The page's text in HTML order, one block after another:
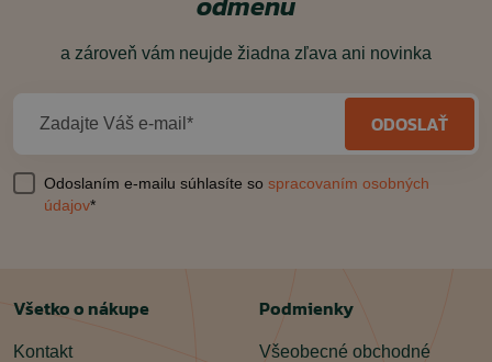
a zároveň vám neujde žiadna zľava ani novinka
Zadajte Váš e-mail* ODOSLAŤ
Odoslaním e-mailu súhlasíte so spracovaním osobných
údajov*
Všetko o nákupe
Kontakt
Podmienky
Všeobecné obchodné